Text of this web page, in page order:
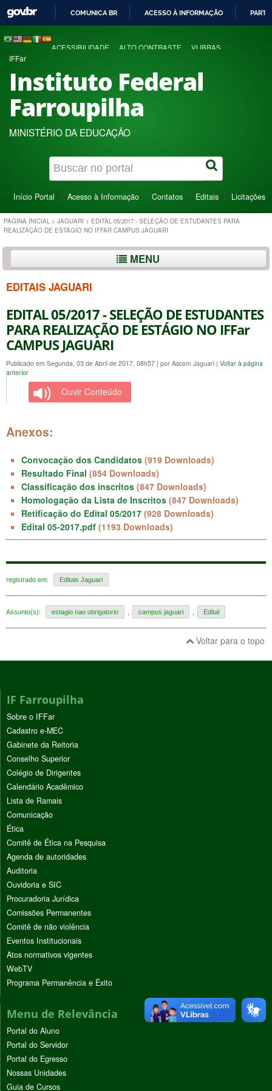
COMUNICA BR ACESSO À INFORMAÇÃO
ACESSIBILIDADE ALTO CONTRASTE VLIBRAS
IFFar
Instituto Federal
Farroupilha
MINISTÉRIO DA EDUCAÇÃO
Início Portal Acesso à Informação Contatos Editais Licitações
PÁGINA INICIAL > JAGUARI > EDITAL 05/2017 - SELEÇÃO DE ESTUDANTES PARA
REALIZAÇÃO DE ESTÁGIO NO IFFAR CAMPUS JAGUARI
MENU
EDITAIS JAGUARI
EDITAL 05/2017 - SELEÇÃO DE ESTUDANTES
PARA REALIZAÇÃO DE ESTÁGIO NO IFFar
CAMPUS JAGUARI
Publicado em Segunda, 03 de Abril de 2017, 08h57 | por Ascom Jaguari | Voltar à página
anterior
Ouvir Conteúdo
Anexos:
Convocação dos Candidatos (919 Downloads)
Resultado Final (854 Downloads)
Classificação dos inscritos (847 Downloads)
Homologação da Lista de Inscritos (847 Downloads)
Retificação do Edital 05/2017 (928 Downloads)
Edital 05-2017.pdf (1193 Downloads)
registrado em: Editais Jaguari
Assunto(s): estagio nao obrigatorio campus jaguari Edital
Voltar para o topo
IF Farroupilha
Sobre o IFFar
Cadastro e-MEC
Gabinete da Reitoria
Conselho Superior
Colégio de Dirigentes
Calendário Acadêmico
Lista de Ramais
Comunicação
Ética
Comitê de Ética na Pesquisa
Agenda de autoridades
Auditoria
Ouvidoria e SIC
Procuradoria Jurídica
Comissões Permanentes
Comitê de não violência
Eventos Institucionais
Atos normativos vigentes
WebTV
Programa Permanência e Êxito
Menu de Relevância
Portal do Aluno
Portal do Servidor
Portal do Egresso
Nossas Unidades
Guia de Cursos